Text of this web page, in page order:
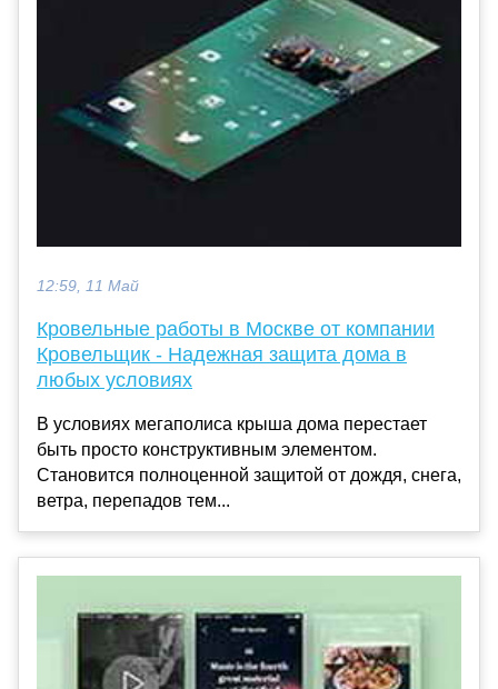
12:59, 11 Май
Кровельные работы в Москве от компании
Кровельщик - Надежная защита дома в
любых условиях
В условиях мегаполиса крыша дома перестает
быть просто конструктивным элементом.
Становится полноценной защитой от дождя, снега,
ветра, перепадов тем...